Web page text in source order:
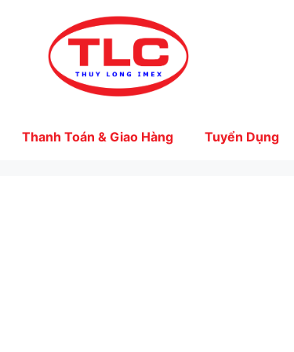
Thanh Toán & Giao Hàng Tuyển Dụng